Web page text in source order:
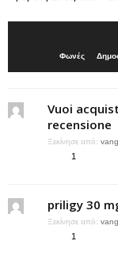
Φωνές
Vuoi
recensione
Ξεκίνησε από:
1
priligy 30
Ξεκίνησε από:
1